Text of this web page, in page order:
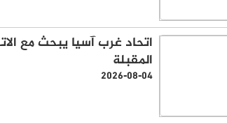
اتحاد غرب آسيا يبحث مع
المقبلة
2026-08-04